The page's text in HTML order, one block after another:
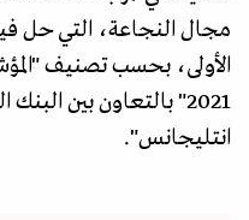
مجال النجاعة، التي حل
الأولى، بحسب تصنيف
2021" بالتعاون بين
انتليجانس".